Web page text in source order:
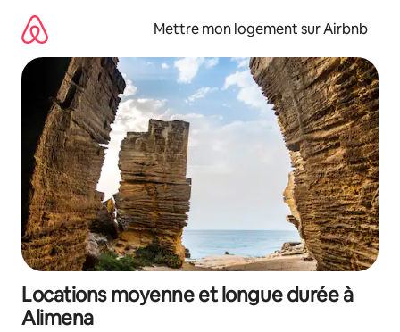
directement
contenu
Mettre mon logement sur Airbnb
Locations moyenne et longue durée à
Alimena